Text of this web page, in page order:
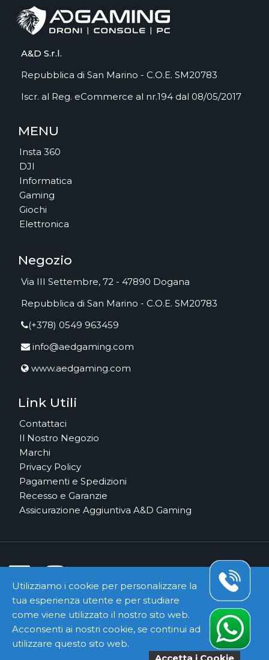
A&D S.r.l.
Repubblica di San Marino - C.O.E. SM20783
Iscr. al Reg. eCommerce al nr.194 dal 08/05/2017
MENU
Insta 360
DJI
Informatica
Gaming
Giochi
Elettronica
Negozio
Via III Settembre, 72 - 47890 Dogana
Repubblica di San Marino - C.O.E. SM20783
(+378) 0549 963459
info@aedgaming.com
www.aedgaming.com
Link Utili
Contattaci
Il Nostro Negozio
Marchi
Privacy Policy
Pagamenti e Spedizioni
Recesso e Garanzie
Assicurazione Aggiuntiva A&D Gaming
Pagamenti e Corrieri Sicuri
Utilizziamo i cookie per personalizzare la
tua esperienza utente e per studiare
come viene utilizzato il nostro sito web.
Acconsenti ai nostri cookie, se continui ad
utilizzare questo sito web.